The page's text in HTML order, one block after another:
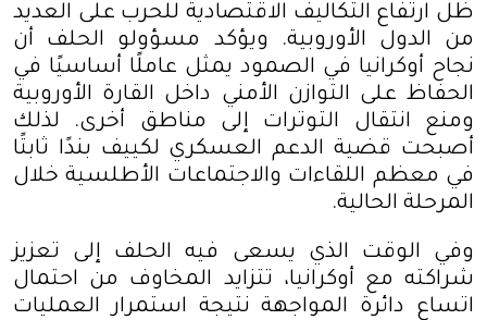
ظل ارتفاع التكاليف الاقتصادية للحرب على العديد
من الدول الأوروبية. ويؤكد مسؤولو الحلف أن
نجاح أوكرانيا في الصمود يمثل عاملًا أساسيًا في
الحفاظ على التوازن الأمني داخل القارة الأوروبية
ومنع انتقال التوترات إلى مناطق أخرى. لذلك
أصبحت قضية الدعم العسكري لكييف بندًا ثابتًا
في معظم اللقاءات والاجتماعات الأطلسية خلال
المرحلة الحالية.
وفي الوقت الذي يسعى فيه الحلف إلى تعزيز
شراكته مع أوكرانيا، تتزايد المخاوف من احتمال
اتساع دائرة المواجهة نتيجة استمرار العمليات